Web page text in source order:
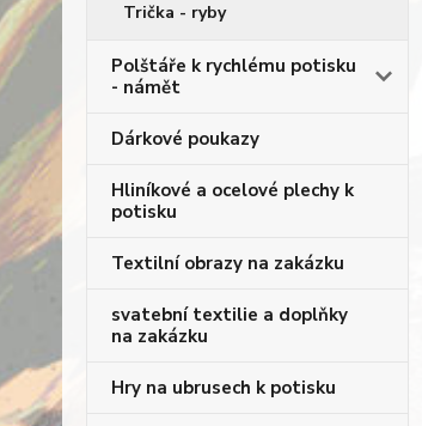
Trička - ryby
Polštáře k rychlému potisku
- námět
Dárkové poukazy
Hliníkové a ocelové plechy k
potisku
Textilní obrazy na zakázku
svatební textilie a doplňky
na zakázku
Hry na ubrusech k potisku